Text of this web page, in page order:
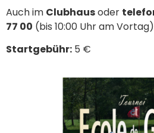
Auch im Clubhausoder
77 00 (bis 10:00 Uhr am Vortag)
Startgebühr: 5 €